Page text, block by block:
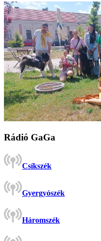
Rádió GaGa
Csíkszék
Gyergyószék
Háromszék